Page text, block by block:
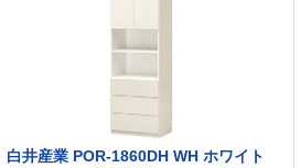
白井産業 POR-1860DH WH ホワイト